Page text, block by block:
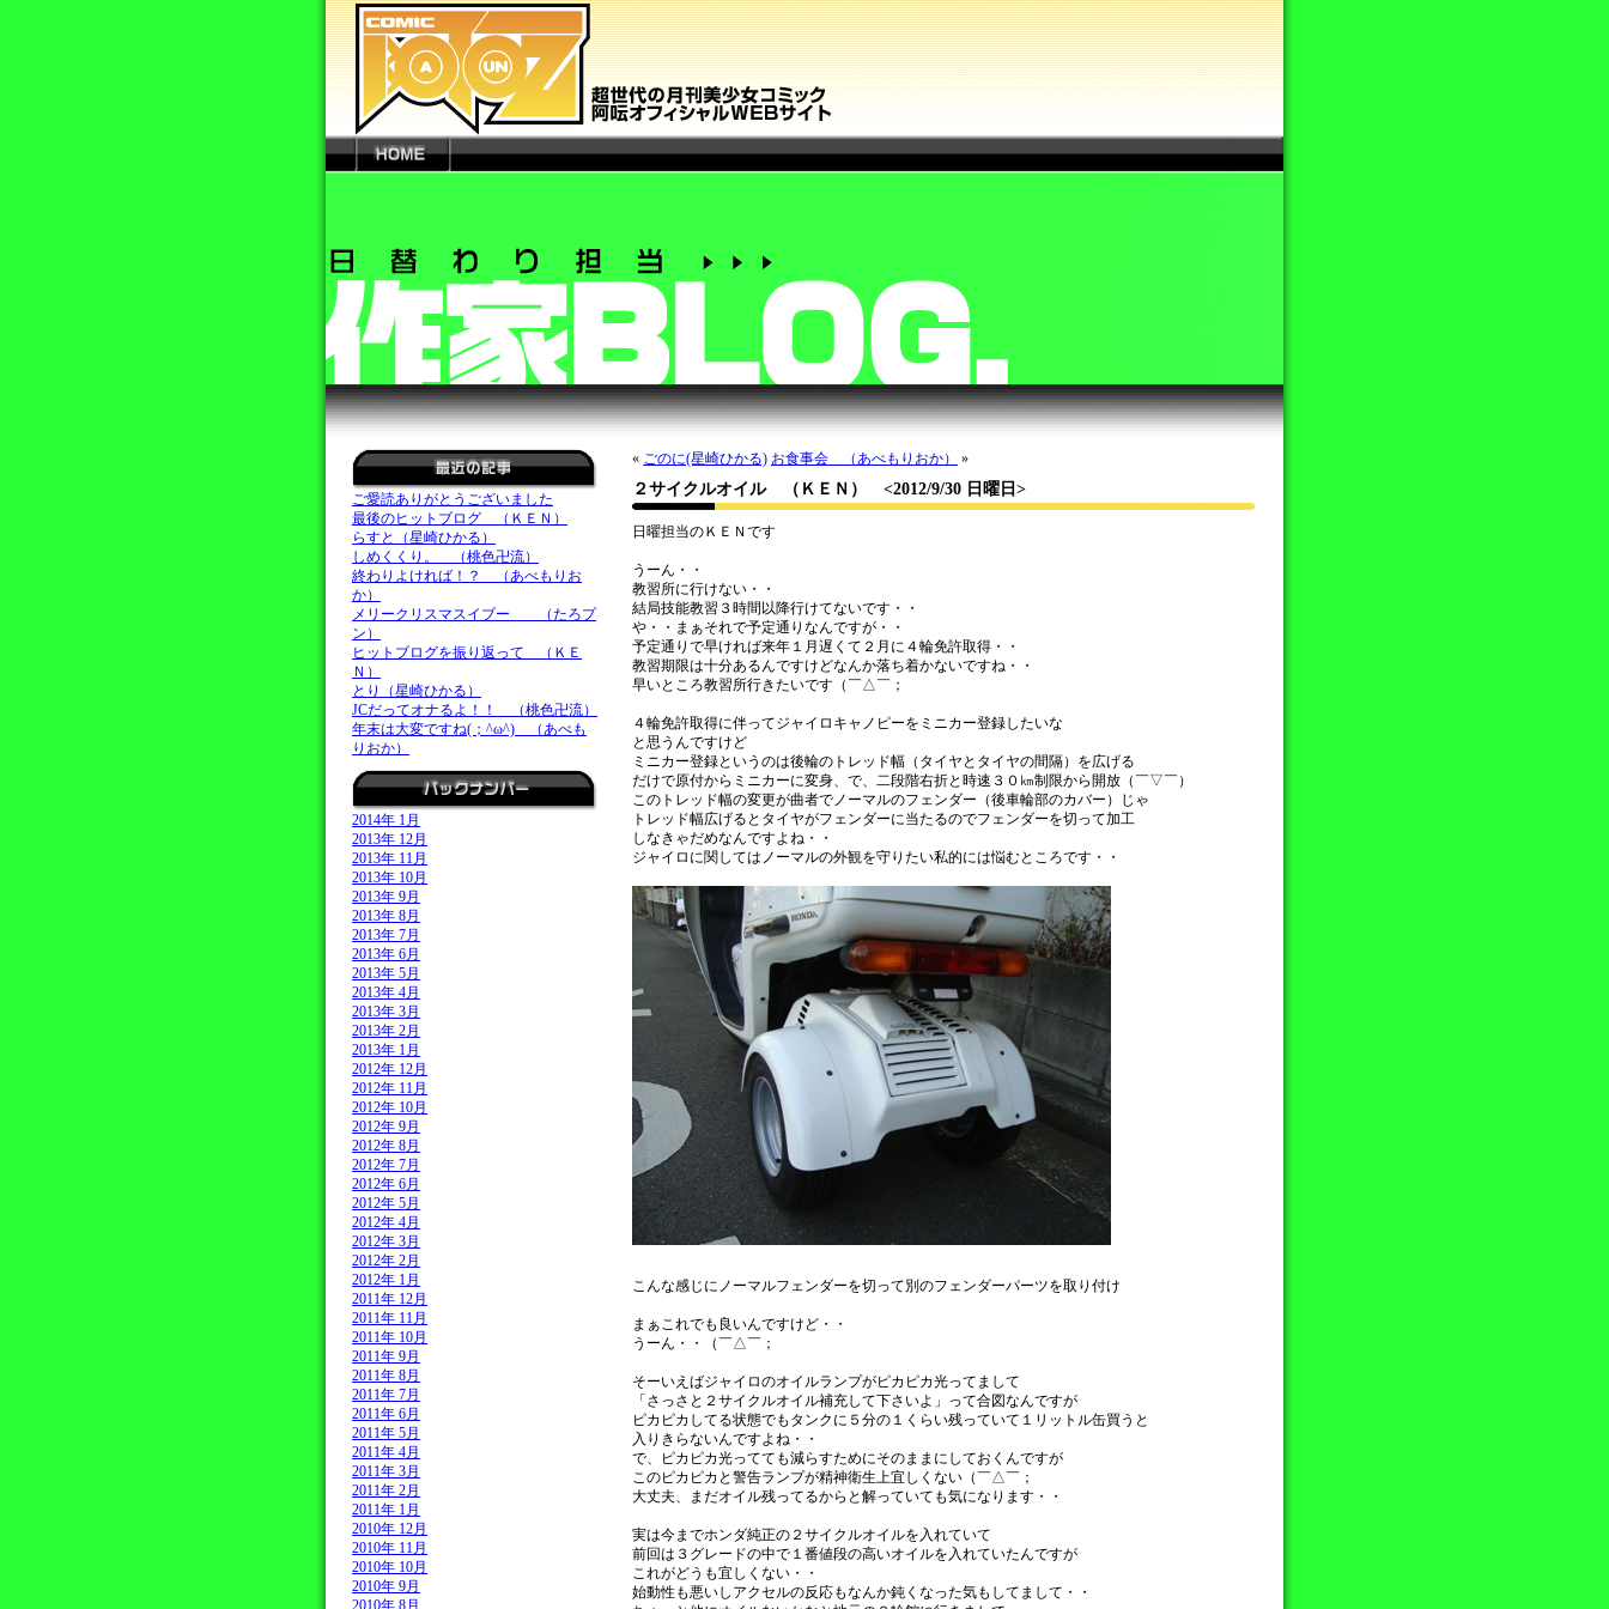
ご愛読ありがとうございました
最後のヒットブログ （ＫＥＮ）
らすと（星崎ひかる）
しめくくり。 （桃色卍流）
終わりよければ！？ （あべもりお
か）
メリークリスマスイブー （たろプ
ン）
ヒットブログを振り返って （ＫＥ
Ｎ）
とり（星崎ひかる）
JCだってオナるよ！！ （桃色卍流）
年末は大変ですね(；^ω^) （あべも
りおか）
2014年 1月
2013年 12月
2013年 11月
2013年 10月
2013年 9月
2013年 8月
2013年 7月
2013年 6月
2013年 5月
2013年 4月
2013年 3月
2013年 2月
2013年 1月
2012年 12月
2012年 11月
2012年 10月
2012年 9月
2012年 8月
2012年 7月
2012年 6月
2012年 5月
2012年 4月
2012年 3月
2012年 2月
2012年 1月
2011年 12月
2011年 11月
2011年 10月
2011年 9月
2011年 8月
2011年 7月
2011年 6月
2011年 5月
2011年 4月
2011年 3月
2011年 2月
2011年 1月
2010年 12月
2010年 11月
2010年 10月
2010年 9月
2010年 8月
« ごのに(星崎ひかる) お食事会 （あべもりおか） »
２サイクルオイル （ＫＥＮ） <2012/9/30 日曜日>
日曜担当のＫＥＮです
うーん・・
教習所に行けない・・
結局技能教習３時間以降行けてないです・・
や・・まぁそれで予定通りなんですが・・
予定通りで早ければ来年１月遅くて２月に４輪免許取得・・
教習期限は十分あるんですけどなんか落ち着かないですね・・
早いところ教習所行きたいです（￣△￣；
４輪免許取得に伴ってジャイロキャノピーをミニカー登録したいな
と思うんですけど
ミニカー登録というのは後輪のトレッド幅（タイヤとタイヤの間隔）を広げる
だけで原付からミニカーに変身、で、二段階右折と時速３０㎞制限から開放（￣▽￣）
このトレッド幅の変更が曲者でノーマルのフェンダー（後車輪部のカバー）じゃ
トレッド幅広げるとタイヤがフェンダーに当たるのでフェンダーを切って加工
しなきゃだめなんですよね・・
ジャイロに関してはノーマルの外観を守りたい私的には悩むところです・・
こんな感じにノーマルフェンダーを切って別のフェンダーパーツを取り付け
まぁこれでも良いんですけど・・
うーん・・（￣△￣；
そーいえばジャイロのオイルランプがピカピカ光ってまして
「さっさと２サイクルオイル補充して下さいよ」って合図なんですが
ピカピカしてる状態でもタンクに５分の１くらい残っていて１リットル缶買うと
入りきらないんですよね・・
で、ピカピカ光ってても減らすためにそのままにしておくんですが
このピカピカと警告ランプが精神衛生上宜しくない（￣△￣；
大丈夫、まだオイル残ってるからと解っていても気になります・・
実は今までホンダ純正の２サイクルオイルを入れていて
前回は３グレードの中で１番値段の高いオイルを入れていたんですが
これがどうも宜しくない・・
始動性も悪いしアクセルの反応もなんか鈍くなった気もしてまして・・